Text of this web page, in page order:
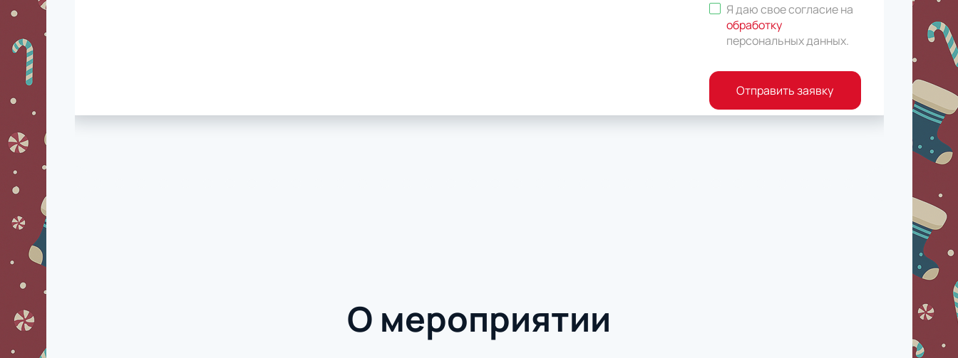
Я даю свое согласие на
обработку
персональных данных.
Отправить заявку
О мероприятии